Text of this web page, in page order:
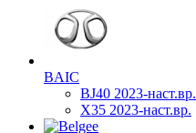
BAIC
BJ40 2023-наст.вр.
X35 2023-наст.вр.